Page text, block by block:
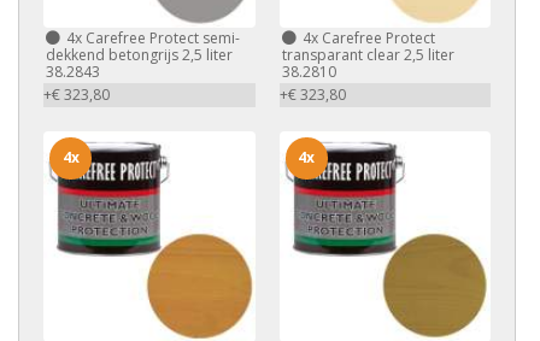
4x Carefree Protect semi-
dekkend betongrijs 2,5 liter
38.2843
+€ 323,80
4xCarefree Protect
transparant clear 2,5 liter
38.2810
+€ 323,80
4x 4x